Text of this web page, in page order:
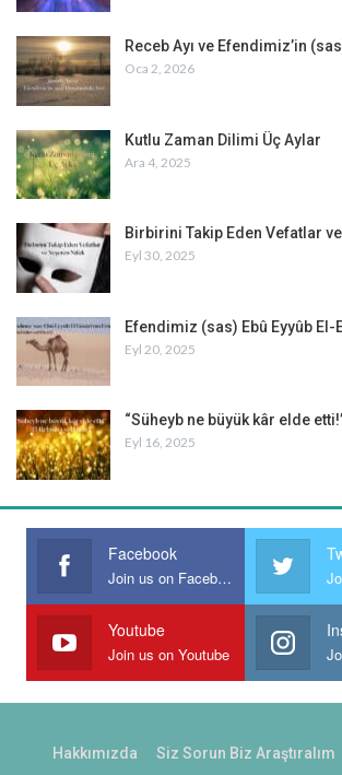
Receb Ayı ve Efendimiz’in
Oca 2, 2026
Kutlu Zaman Dilimi Üç Aylar
Ara 4, 2025
Birbirini Takip Eden Vefatlar
Eyl 30, 2025
Efendimiz (sas) Ebû Eyyûb El-
Eyl 20, 2025
“Süheyb ne büyük kâr elde
Eyl 16, 2025
Facebook
Join us on Facebook
Youtube
Join us on Youtube
Hakkımızda Siz Sorun Biz Araştıralım